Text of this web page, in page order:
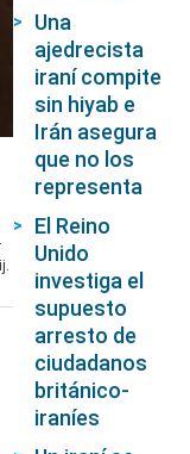
Una
ajedrecista
iraní compite
sin hiyab e
Irán asegura
que no los
representa
El Reino
Unido
investiga el
supuesto
arresto de
ciudadanos
británico-
iraníes